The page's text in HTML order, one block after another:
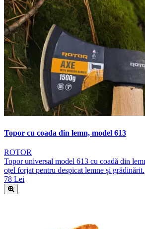
Topor cu coada din lemn, model 613
ROTOR
Topor universal model 613 cu coadă din
oțel forjat pentru despicat lemne și grădinărit.
78 Lei